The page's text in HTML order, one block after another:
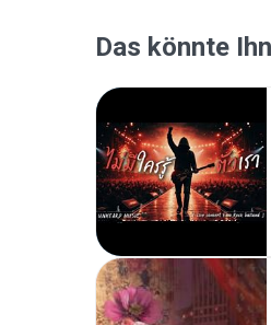
Das könnte